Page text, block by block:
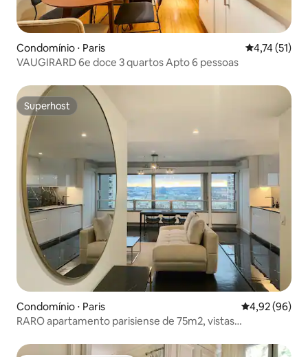
Condomínio ⋅ Paris 4,74 de uma
4,74 (51)
VAUGIRARD 6e doce 3 quartos Apto 6 pessoas
Superhost
Superhost
Condomínio ⋅ Paris 4,92 de uma
4,92 (96)
RARO apartamento parisiense de 75m2, vistas